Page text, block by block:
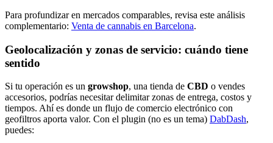
Para profundizar en mercados comparables, revisa este análisis
complementario: Venta de cannabis en Barcelona.
Geolocalización y zonas de servicio: cuándo tiene
sentido
Si tu operación es un growshop, una tienda de CBD o vendes
accesorios, podrías necesitar delimitar zonas de entrega, costos y
tiempos. Ahí es donde un flujo de comercio electrónico con
geofiltros aporta valor. Con el plugin (no es un tema) DabDash,
puedes: